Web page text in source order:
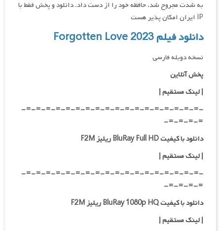
به شدت مجروح شد، حافظه خود را از دست داد. دانلود و پخش فقط با
IP ایران امکان پذیر هست
دانلود فیلم Forgotten Love 2023
نسخه دوبله فارسی
پخش آنلاین
| لینک مستقیم|
-=-=-=-=-=-=-=-=-=-=-=-=-=-=-=-=-=-=-
=-=-=-=-
دانلود با کیفیت BluRay Full HD ریلیز F2M
|لینک مستقیم|
-=-=-=-=-=-=-=-=-=-=-=-=-=-=-=-=-=-=-
=-=-=-=-
دانلود با کیفیت BluRay 1080p HQ ریلیز F2M
|لینک مستقیم|